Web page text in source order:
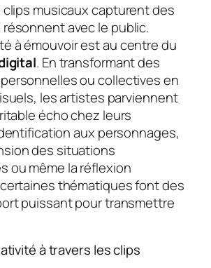
clips musicaux capturent des
avec le public.
à émouvoir est au centre du
. En transformant des
ou collectives en
les artistes parviennent
écho chez leurs
aux personnages,
des situations
ou même la réflexion
thématiques font des
puissant pour transmettre
à travers les clips